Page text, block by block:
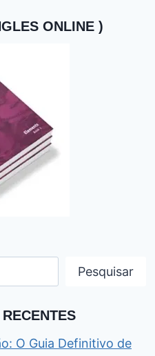
ONLINE )
Pesquisar
O Guia Definitivo de